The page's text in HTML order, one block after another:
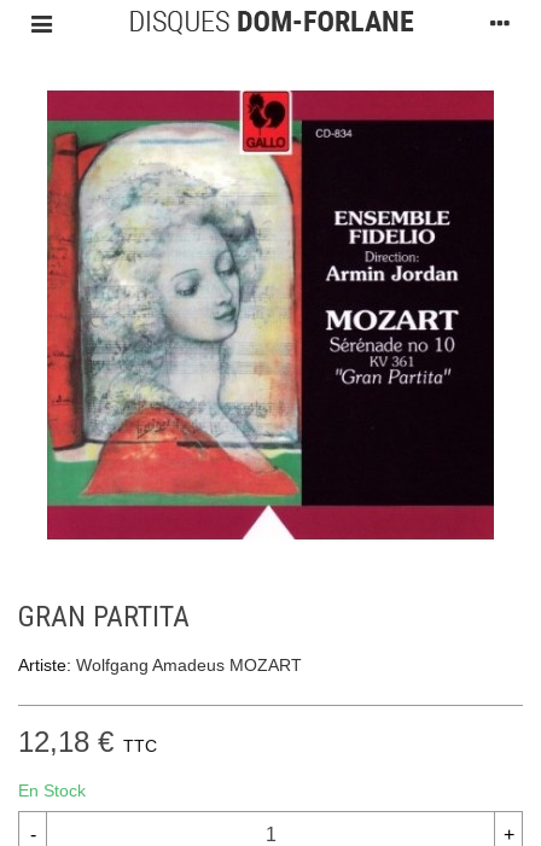
GRAN PARTITA
Artiste: Wolfgang Amadeus MOZART
12,18 € TTC
En Stock
- +